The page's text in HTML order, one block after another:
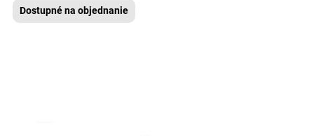
Dostupné na objednanie